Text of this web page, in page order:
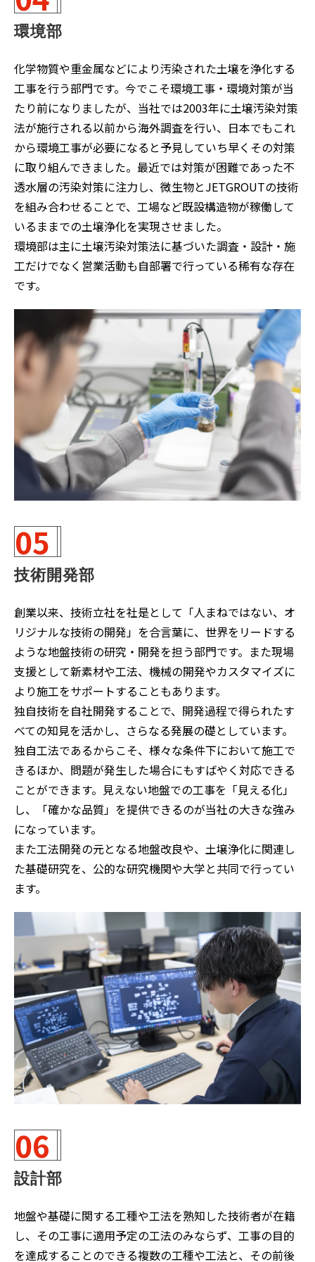
環境部
化学物質や重金属などにより汚染された土壌を浄化する
工事を行う部門です。今でこそ環境工事・環境対策が当
たり前になりましたが、当社では2003年に土壌汚染対策
法が施行される以前から海外調査を行い、日本でもこれ
から環境工事が必要になると予見していち早くその対策
に取り組んできました。最近では対策が困難であった不
透水層の汚染対策に注力し、微生物とJETGROUTの技術
を組み合わせることで、工場など既設構造物が稼働して
いるままでの土壌浄化を実現させました。
環境部は主に土壌汚染対策法に基づいた調査・設計・施
工だけでなく営業活動も自部署で行っている稀有な存在
です。
05
技術開発部
創業以来、技術立社を社是として「人まねではない、オ
リジナルな技術の開発」を合言葉に、世界をリードする
ような地盤技術の研究・開発を担う部門です。また現場
支援として新素材や工法、機械の開発やカスタマイズに
より施工をサポートすることもあります。
独自技術を自社開発することで、開発過程で得られたす
べての知見を活かし、さらなる発展の礎としています。
独自工法であるからこそ、様々な条件下において施工で
きるほか、問題が発生した場合にもすばやく対応できる
ことができます。見えない地盤での工事を「見える化」
し、「確かな品質」を提供できるのが当社の大きな強み
になっています。
また工法開発の元となる地盤改良や、土壌浄化に関連し
た基礎研究を、公的な研究機関や大学と共同で行ってい
ます。
06
設計部
地盤や基礎に関する工種や工法を熟知した技術者が在籍
し、その工事に適用予定の工法のみならず、工事の目的
を達成することのできる複数の工種や工法と、その前後